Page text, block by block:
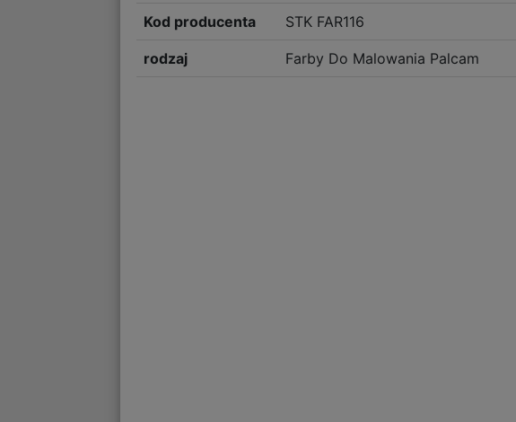
Kod producenta STK FAR116
rodzaj Farby Do Malowania Palcam